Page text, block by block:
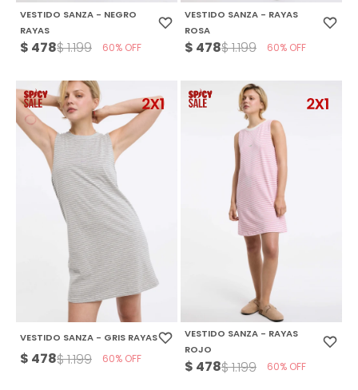
VESTIDO SANZA - NEGRO
RAYAS
$ 478$1.199 60
VESTIDO SANZA - RAYAS
ROSA
$ 478$1.199 60
VESTIDO SANZA - GRIS RAYAS
$ 478$1.199 60
VESTIDO SANZA - RAYAS
ROJO
$ 478$1.199 60